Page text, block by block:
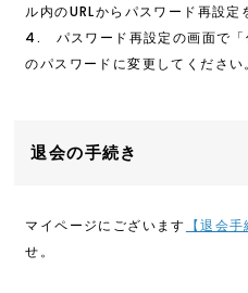
ル内のURLからパスワード再設定
4. パスワード再設定の画面で「
のパスワードに変更してください
退会の手続き
マイページにございます 【退会手
せ。